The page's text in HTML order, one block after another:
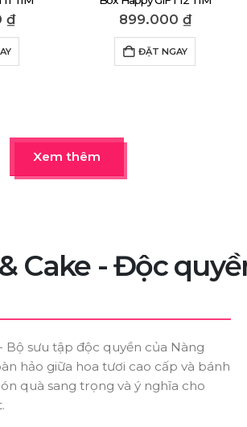
₫ 899.000 ₫
ĐẶT NGAY
Xem thêm
& Cake -Độc
Bộ sưu tập độc quyền của Nàng
hảo giữa hoa tươi cao cấp và bánh
quà sang trọng và ý nghĩa cho